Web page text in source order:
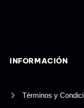
INFORMACIÓN
Términos y